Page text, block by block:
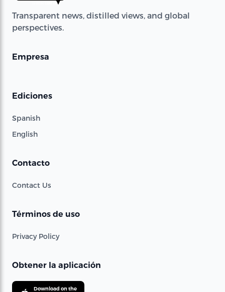
Transparent news, distilled views, and global
perspectives.
Empresa
Ediciones
Spanish
English
Contacto
Contact Us
Términos de uso
Privacy Policy
Obtener la aplicación
Download on the